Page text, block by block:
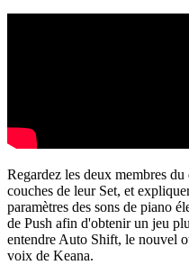
Regardez les deux membres
couches de leur Set, et
paramètres des sons de piano
de Push afin d'obtenir un jeu
entendre Auto Shift, le nouvel
voix de Keana.